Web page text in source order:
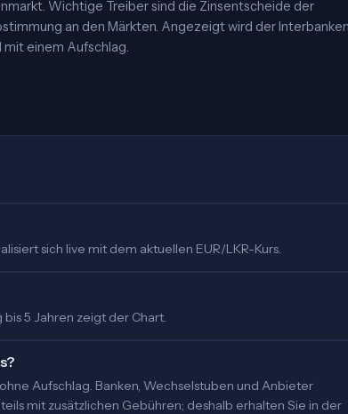
Wichtige Treiber sind die Zinsentscheide der
an den Märkten. Angezeigt wird der
einem Aufschlag.
sich live mit dem aktuellen EUR/LKR-Kurs.
bis 5 Jahren zeigt der Chart.
Aufschlag. Banken, Wechselstuben und Anbieter
mit zusätzlichen Gebühren; deshalb erhalten Sie in der